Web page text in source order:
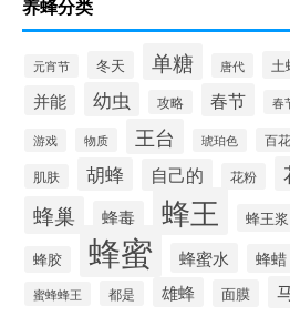
养蜂分类
元宵节 冬天 单糖 唐代 土
并能 幼虫 攻略 春节 春
游戏 物质 王台 琥珀色 百花
肌肤 胡蜂 自己的 花粉
蜂巢 蜂毒 蜂王 蜂王浆
蜂胶 蜂蜜 蜂蜜水 蜂蜡
蜜蜂蜂王 都是 雄蜂 面膜